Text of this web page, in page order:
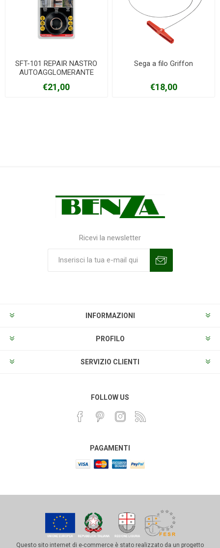
SFT-101 REPAIR NASTRO
AUTOAGGLOMERANTE
€21,00
Sega a filo Griffon
€18,00
Ricevi la newsletter
INFORMAZIONI
PROFILO
SERVIZIO CLIENTI
FOLLOW US
PAGAMENTI
Questo sito internet di e-commerce è stato realizzato da un progetto